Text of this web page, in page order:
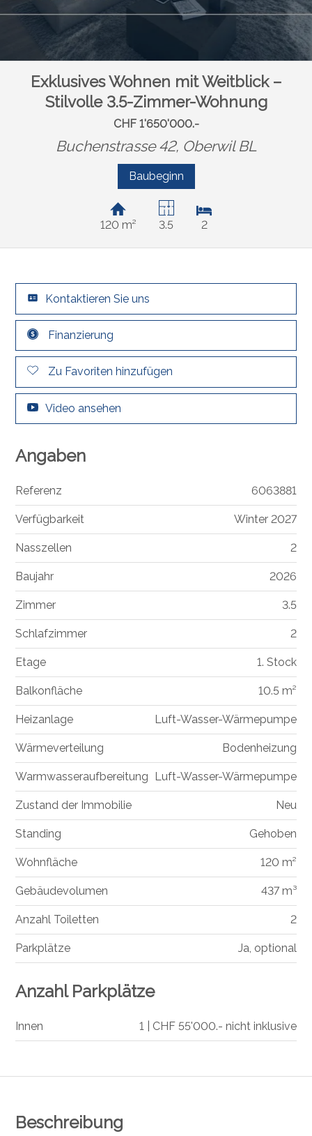
Exklusives Wohnen mit Weitblick –
Stilvolle 3.5-Zimmer-Wohnung
CHF 1'650'000.-
Buchenstrasse 42, Oberwil BL
Baubeginn
120 m² 3.5 2
Beschreibung
Kontaktieren Sie uns
Finanzierung
Zu Favoriten hinzufügen
Video ansehen
Angaben
Referenz 6063881
Verfügbarkeit Winter 2027
Nasszellen 2
Baujahr 2026
Zimmer 3.5
Schlafzimmer 2
Etage 1. Stock
Balkonfläche 10.5 m²
Heizanlage Luft-Wasser-Wärmepumpe
Wärmeverteilung Bodenheizung
Warmwasseraufbereitung Luft-Wasser-Wärmepumpe
Zustand der Immobilie Neu
Standing Gehoben
Wohnfläche 120 m²
Gebäudevolumen 437 m³
Anzahl Toiletten 2
Parkplätze Ja, optional
Anzahl Parkplätze
Innen 1 | CHF 55'000.- nicht inklusive